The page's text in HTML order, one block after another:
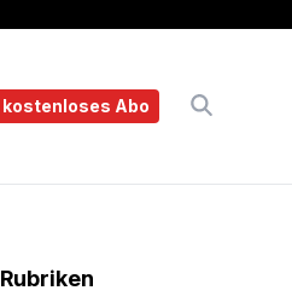
kostenloses Abo